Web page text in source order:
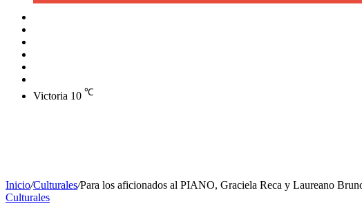
Victoria 10 ℃
Inicio/Culturales/Para los aficionados al PIANO, Graciela Reca y Laureano
Culturales